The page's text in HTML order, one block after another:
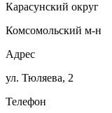
Карасунский округ
Комсомольский м‑н
Адрес
ул. Тюляева, 2
Телефон